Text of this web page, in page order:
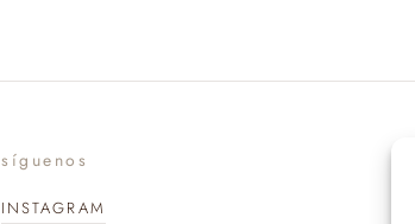
síguenos
INSTAGRAM